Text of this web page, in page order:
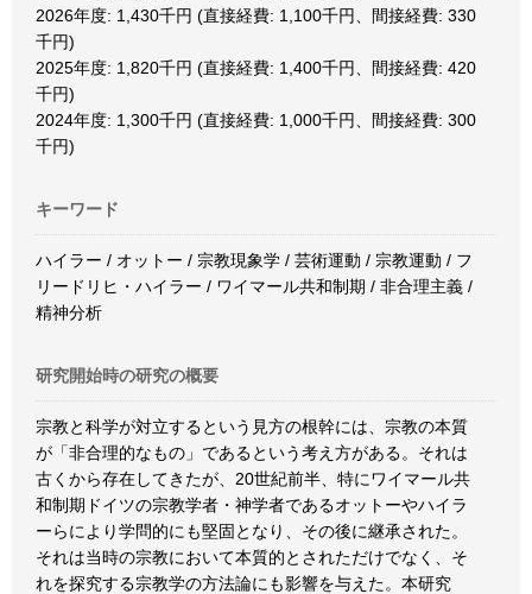
2026年度: 1,430千円 (直接経費: 1,100千円、間接経費: 330
千円)
2025年度: 1,820千円 (直接経費: 1,400千円、間接経費: 420
千円)
2024年度: 1,300千円 (直接経費: 1,000千円、間接経費: 300
千円)
キーワード
ハイラー / オットー / 宗教現象学 / 芸術運動 / 宗教運動 / フ
リードリヒ・ハイラー / ワイマール共和制期 / 非合理主義 /
精神分析
研究開始時の研究の概要
宗教と科学が対立するという見方の根幹には、宗教の本質
が「非合理的なもの」であるという考え方がある。それは
古くから存在してきたが、20世紀前半、特にワイマール共
和制期ドイツの宗教学者・神学者であるオットーやハイラ
ーらにより学問的にも堅固となり、その後に継承された。
それは当時の宗教において本質的とされただけでなく、そ
れを探究する宗教学の方法論にも影響を与えた。本研究